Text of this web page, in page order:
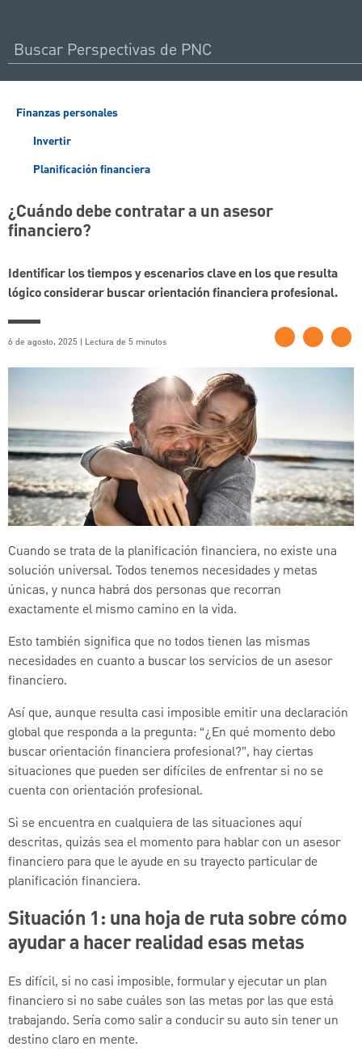
Finanzas personales
Invertir
Planificación financiera
¿Cuándo debe contratar a un asesor
financiero?
Identificar los tiempos y escenarios clave en los que resulta
lógico considerar buscar orientación financiera profesional.
6 de agosto, 2025 | Lectura de 5 minutos
Cuando se trata de la planificación financiera, no existe una
solución universal. Todos tenemos necesidades y metas
únicas, y nunca habrá dos personas que recorran
exactamente el mismo camino en la vida.
Esto también significa que no todos tienen las mismas
necesidades en cuanto a buscar los servicios de un asesor
financiero.
Así que, aunque resulta casi imposible emitir una declaración
global que responda a la pregunta: “¿En qué momento debo
buscar orientación financiera profesional?”, hay ciertas
situaciones que pueden ser difíciles de enfrentar si no se
cuenta con orientación profesional.
Si se encuentra en cualquiera de las situaciones aquí
descritas, quizás sea el momento para hablar con un asesor
financiero para que le ayude en su trayecto particular de
planificación financiera.
Situación 1: una hoja de ruta sobre cómo
ayudar a hacer realidad esas metas
Es difícil, si no casi imposible, formular y ejecutar un plan
financiero si no sabe cuáles son las metas por las que está
trabajando. Sería como salir a conducir su auto sin tener un
destino claro en mente.